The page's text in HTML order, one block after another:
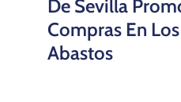
De Sevilla
Compras En
Abastos